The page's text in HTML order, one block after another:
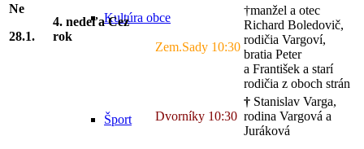
Kultúra obce
Šport
Ne
28.1.
4. nedeľa Cez
rok
Zem.Sady 10:30
†manžel a otec
Richard Boledovič,
rodičia Vargoví,
bratia Peter
a František a starí
rodičia z oboch strán
Dvorníky 10:30
† Stanislav Varga,
rodina Vargová a
Juráková